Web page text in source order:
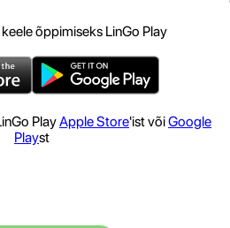
õppimiseks LinGo Play
PlayApple Store'ist võiGoogle
Playst